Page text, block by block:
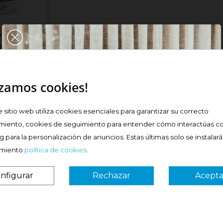
ok ####
¿Es tu primera vez? ¡SORPRESA!
cookies!
sitio web utiliza cookies esenciales para garantizar su correcto
cookies de seguimiento para entender cómo interactúas
para la personalización de anuncios. Estas últimas solo se
política de cookies
Rechazar